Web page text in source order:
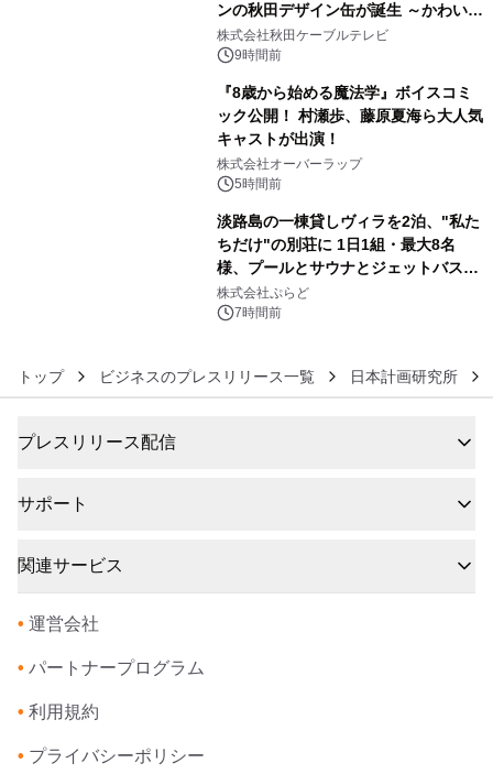
ンの秋田デザイン缶が誕生 ～かわいい
秋田犬の子犬と秋田の四季と名所を巡
るパッケージ～ 9月1日(火)秋田県内で
株式会社秋田ケーブルテレビ
9時間前
『8歳から始める魔法学』ボイスコミ
ック公開！ 村瀬歩、藤原夏海ら大人気
キャストが出演！
株式会社オーバーラップ
5時間前
淡路島の一棟貸しヴィラを2泊、"私た
ちだけ"の別荘に 1日1組・最大8名
様、プールとサウナとジェットバス付
きで Villa Mon Temps AWAJIの連泊
素泊りプラン
株式会社ぷらど
7時間前
トップ ビジネスのプレスリリース一覧 日本計画研究所
プレスリリース配信
サポート
関連サービス
• 運営会社
• パートナープログラム
• 利用規約
• プライバシーポリシー